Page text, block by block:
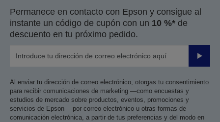
Permanece en contacto con Epson y consigue al
instante un código de cupón con un 10 %* de
descuento en tu próximo pedido.
Enviar
Al enviar tu dirección de correo electrónico, otorgas tu consentimiento
para recibir comunicaciones de marketing —como encuestas y
estudios de mercado sobre productos, eventos, promociones y
servicios de Epson— por correo electrónico u otras formas de
comunicación electrónica, a partir de tus preferencias y del modo en